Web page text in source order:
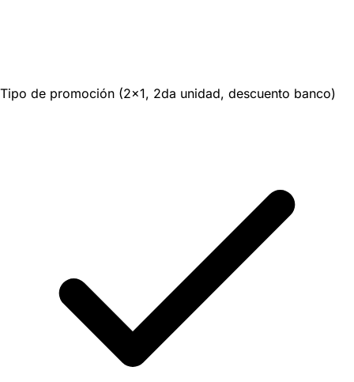
Tipo de promoción (2x1, 2da unidad, descuento banco)